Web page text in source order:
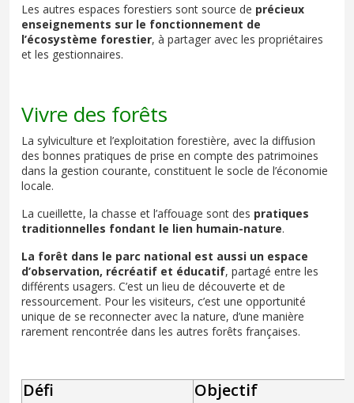
Les autres espaces forestiers sont source de précieux
enseignements sur le fonctionnement de
l’écosystème forestier, à partager avec les propriétaires
et les gestionnaires.
Vivre des forêts
La sylviculture et l’exploitation forestière, avec la diffusion
des bonnes pratiques de prise en compte des patrimoines
dans la gestion courante, constituent le socle de l’économie
locale.
La cueillette, la chasse et l’affouage sont des pratiques
traditionnelles fondant le lien humain-nature.
La forêt dans le parc national est aussi un espace
d’observation, récréatif et éducatif, partagé entre les
différents usagers. C’est un lieu de découverte et de
ressourcement. Pour les visiteurs, c’est une opportunité
unique de se reconnecter avec la nature, d’une manière
rarement rencontrée dans les autres forêts françaises.
Défi Objectif